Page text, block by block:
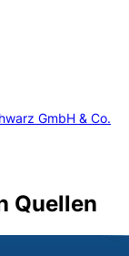
GmbH & Co.
Quellen